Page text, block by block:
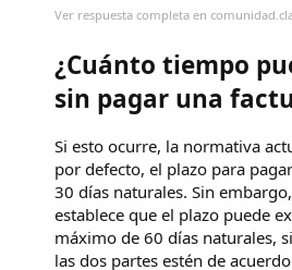
Ver respuesta completa en
¿Cuánto tiempo
sin pagar una
Si esto ocurre, la normativa
por defecto, el plazo para
30 días naturales. Sin
establece que el plazo puede
máximo de 60 días naturales,
las dos partes estén de